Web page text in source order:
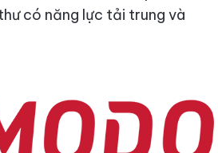
có năng lực tải trung và